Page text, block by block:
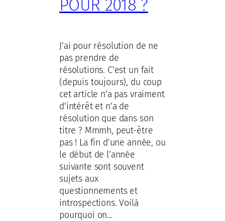
POUR 2018 ?
J’ai pour résolution de ne
pas prendre de
résolutions. C’est un fait
(depuis toujours), du coup
cet article n’a pas vraiment
d’intérêt et n’a de
résolution que dans son
titre ? Mmmh, peut-être
pas ! La fin d’une année, ou
le début de l’année
suivante sont souvent
sujets aux
questionnements et
introspections. Voilà
pourquoi on…